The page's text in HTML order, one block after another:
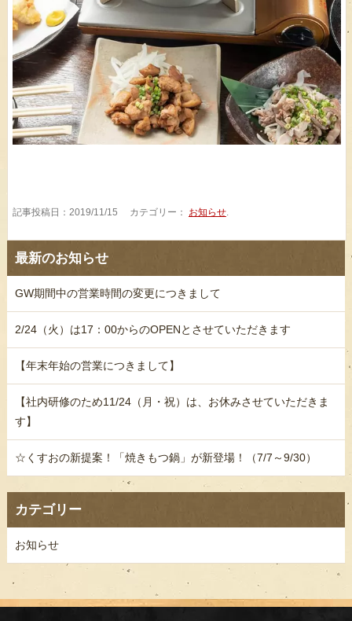
記事投稿日：2019/11/15 カテゴリー： お知らせ.
最新のお知らせ
GW期間中の営業時間の変更につきまして
2/24（火）は17：00からのOPENとさせていただきます
【年末年始の営業につきまして】
【社内研修のため11/24（月・祝）は、お休みさせていただきま
す】
☆くすおの新提案！「焼きもつ鍋」が新登場！（7/7～9/30）
カテゴリー
お知らせ